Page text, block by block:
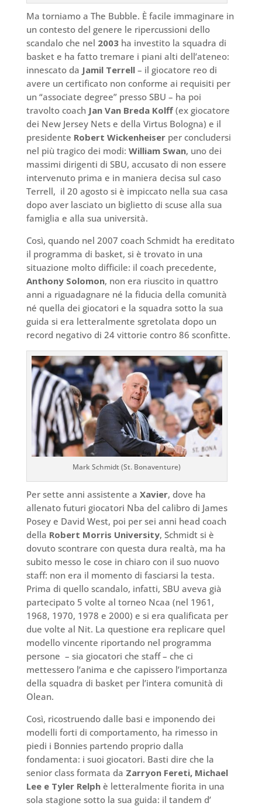
Ma torniamo a The Bubble. È facile immaginare in
un contesto del genere le ripercussioni dello
scandalo che nel 2003ha investito la squadra di
basket e ha fatto tremare i piani alti dell’ateneo:
innescato da Jamil Terrell– il giocatore reo di
avere un certificato non conforme ai requisiti per
un “associate degree” presso SBU – ha poi
travolto coach Jan Van Breda Kolff (ex giocatore
dei New Jersey Nets e della Virtus Bologna) e il
presidente Robert Wickenheiserper concludersi
nel più tragico dei modi: William Swan, uno dei
massimi dirigenti di SBU, accusato di non essere
intervenuto prima e in maniera decisa sul caso
Terrell, il 20 agosto si è impiccato nella sua casa
dopo aver lasciato un biglietto di scuse alla sua
famiglia e alla sua università.
Così, quando nel 2007 coach Schmidt ha ereditato
il programma di basket, si è trovato in una
situazione molto difficile: il coach precedente,
Anthony Solomon, non era riuscito in quattro
anni a riguadagnare né la fiducia della comunità
né quella dei giocatori e la squadra sotto la sua
guida si era letteralmente sgretolata dopo un
record negativo di 24 vittorie contro 86 sconfitte.
Mark Schmidt (St. Bonaventure)
Per sette anni assistente a Xavier, dove ha
allenato futuri giocatori Nba del calibro di James
Posey e David West, poi per sei anni head coach
della Robert Morris University, Schmidt si è
dovuto scontrare con questa dura realtà, ma ha
subito messo le cose in chiaro con il suo nuovo
staff: non era il momento di fasciarsi la testa.
Prima di quello scandalo, infatti, SBU aveva già
partecipato 5 volte al torneo Ncaa (nel 1961,
1968, 1970, 1978 e 2000) e si era qualificata per
due volte al Nit. La questione era replicare quel
modello vincente riportando nel programma
persone – sia giocatori che staff – che ci
mettessero l’anima e che capissero l’importanza
della squadra di basket per l’intera comunità di
Olean.
Così, ricostruendo dalle basi e imponendo dei
modelli forti di comportamento, ha rimesso in
piedi i Bonnies partendo proprio dalla
fondamenta: i suoi giocatori. Basti dire che la
senior class formata da Zarryon Fereti, Michael
Lee e Tyler Relphè letteralmente fiorita in una
sola stagione sotto la sua guida: il tandem d’